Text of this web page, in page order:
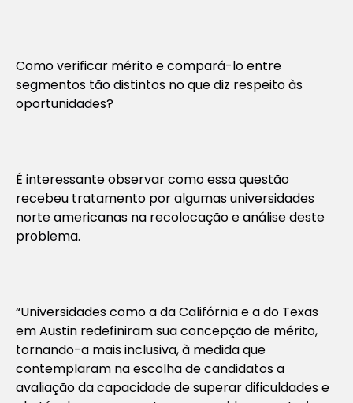
Como verificar mérito e compará-lo entre
segmentos tão distintos no que diz respeito às
oportunidades?
É interessante observar como essa questão
recebeu tratamento por algumas universidades
norte americanas na recolocação e análise deste
problema.
“Universidades como a da Califórnia e a do Texas
em Austin redefiniram sua concepção de mérito,
tornando-a mais inclusiva, à medida que
contemplaram na escolha de candidatos a
avaliação da capacidade de superar dificuldades e